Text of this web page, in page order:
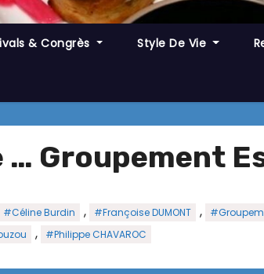
& Congrès Style De Vie
Groupement
#Céline Burdin , #Françoise DUMONT ,
, #Philippe CHAVAROC